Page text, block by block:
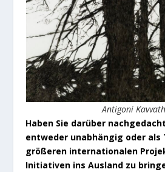
Antigoni
Haben Sie darüber
entweder unabhängig oder als
größeren internationalen
Initiativen ins Ausland zu